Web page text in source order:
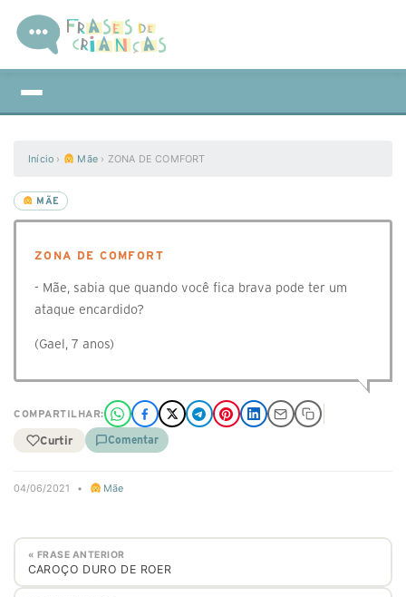
Início › Mãe › ZONA DE COMFORT
MÃE
ZONA DE COMFORT
- Mãe, sabia que quando você fica brava pode ter um
ataque encardido?
(Gael, 7 anos)
COMPARTILHAR:
Curtir Comentar
04/06/2021 • Mãe
« FRASE ANTERIOR
CAROÇO DURO DE ROER